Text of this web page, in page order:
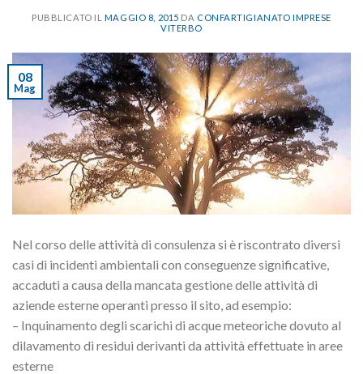
PUBBLICATO IL MAGGIO 8, 2015 DA CONFARTIGIANATO IMPRESE
VITERBO
08
Mag
Nel corso delle attività di consulenza si è riscontrato diversi
casi di incidenti ambientali con conseguenze significative,
accaduti a causa della mancata gestione delle attività di
aziende esterne operanti presso il sito, ad esempio:
– Inquinamento degli scarichi di acque meteoriche dovuto al
dilavamento di residui derivanti da attività effettuate in aree
esterne